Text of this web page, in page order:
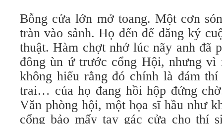
Bỗng cửa lớn mở toang. Một cơn
tràn vào sảnh. Họ đến để đăng ký
thuật. Hàm chợt nhớ lúc nãy anh đã
đông ùn ứ trước cổng Hội, nhưng vì
không hiểu rằng đó chính là đám
trai… của họ đang hồi hộp đứng
Văn phòng hội, một họa sĩ hầu như
cổng bảo mấy tay gác cửa cho thí